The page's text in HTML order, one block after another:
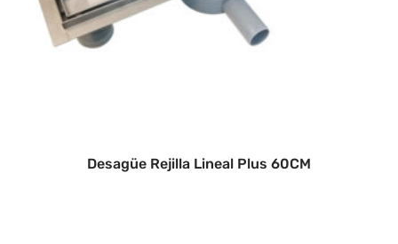
Desagüe Rejilla Lineal Plus 60CM